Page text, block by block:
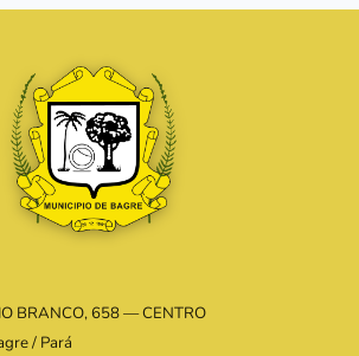
BRANCO, 658 — CENTRO
/ Pará